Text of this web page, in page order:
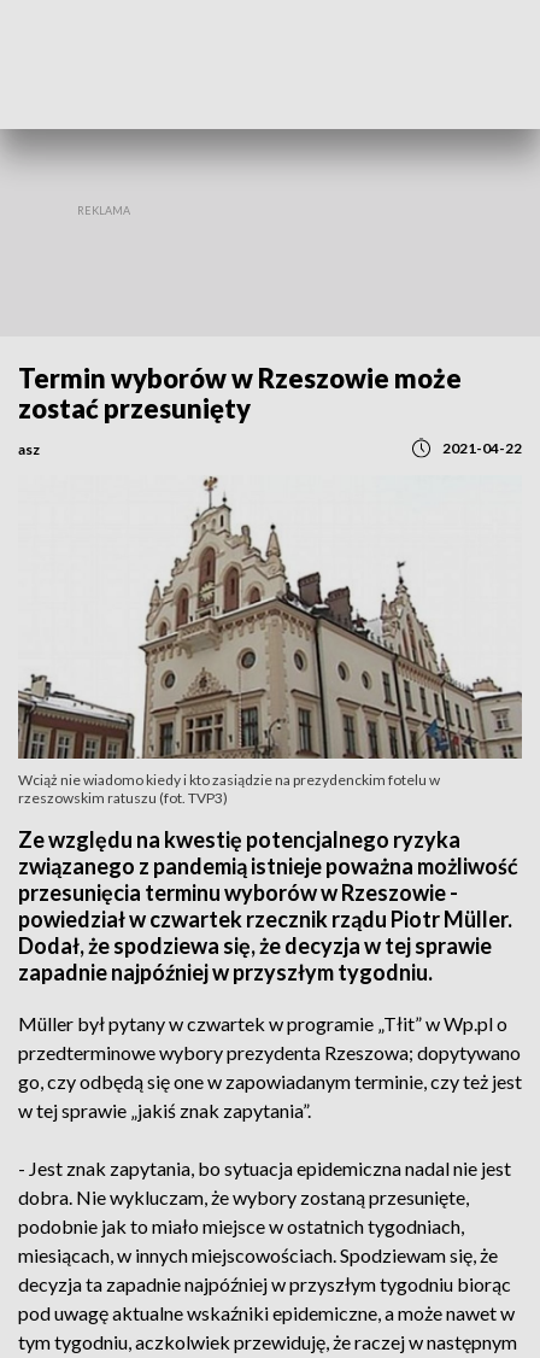
Termin wyborów w Rzeszowie może
zostać przesunięty
asz 2021-04-22
Wciąż nie wiadomo kiedy i kto zasiądzie na prezydenckim fotelu w
rzeszowskim ratuszu (fot. TVP3)
Ze względu na kwestię potencjalnego ryzyka
związanego z pandemią istnieje poważna możliwość
przesunięcia terminu wyborów w Rzeszowie -
powiedział w czwartek rzecznik rządu Piotr Müller.
Dodał, że spodziewa się, że decyzja w tej sprawie
zapadnie najpóźniej w przyszłym tygodniu.
Müller był pytany w czwartek w programie „Tłit” w Wp.pl o
przedterminowe wybory prezydenta Rzeszowa; dopytywano
go, czy odbędą się one w zapowiadanym terminie, czy też jest
w tej sprawie „jakiś znak zapytania”.
- Jest znak zapytania, bo sytuacja epidemiczna nadal nie jest
dobra. Nie wykluczam, że wybory zostaną przesunięte,
podobnie jak to miało miejsce w ostatnich tygodniach,
miesiącach, w innych miejscowościach. Spodziewam się, że
decyzja ta zapadnie najpóźniej w przyszłym tygodniu biorąc
pod uwagę aktualne wskaźniki epidemiczne, a może nawet w
tym tygodniu, aczkolwiek przewiduję, że raczej w następnym